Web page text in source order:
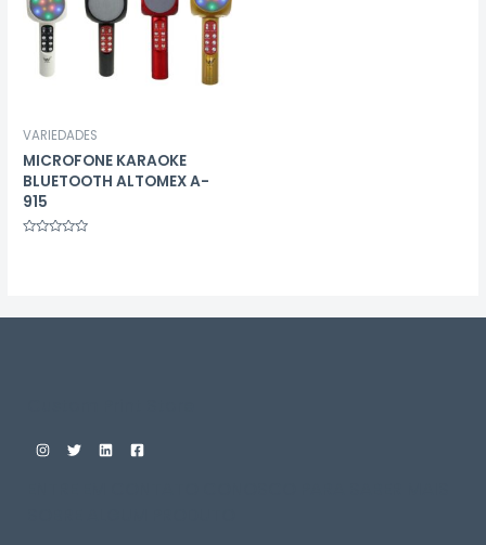
VARIEDADES
MICROFONE KARAOKE
BLUETOOTH ALTOMEX A-
915